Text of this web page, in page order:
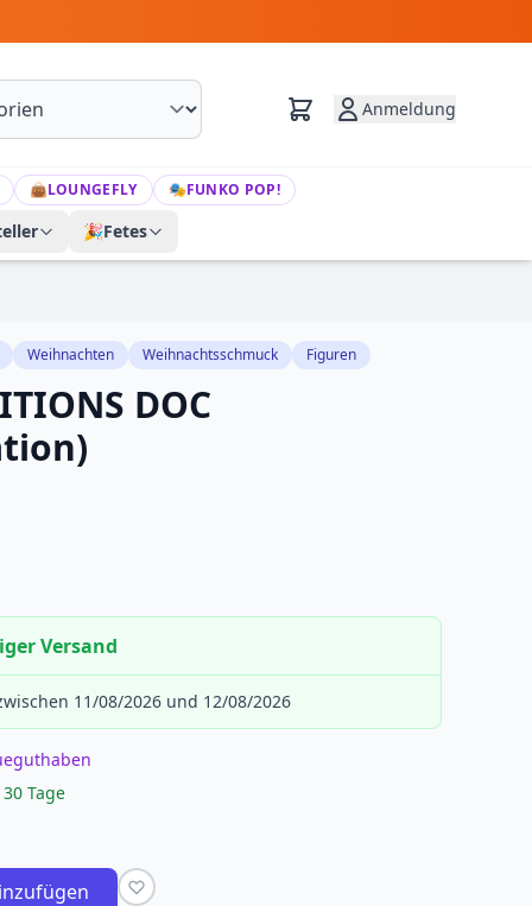
Anmeldung
👜LOUNGEFLY 🎭FUNKO POP!
🎉Fetes
Weihnachten Weihnachtsschmuck Figuren
DOC
Versand
11/08/2026 und 12/08/2026
Tage